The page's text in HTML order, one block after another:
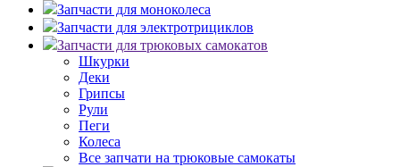
Запчасти для моноколеса
Запчасти для электротрициклов
Запчасти для трюковых самокатов
Шкурки
Деки
Грипсы
Рули
Пеги
Колеса
Все запчати на трюковые самокаты